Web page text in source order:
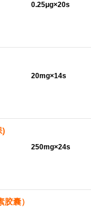
0.25μg×20s
20mg×14s
)
250mg×24s
囊）